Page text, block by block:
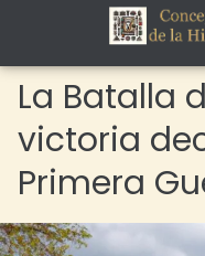
La Batalla
victoria
Primera